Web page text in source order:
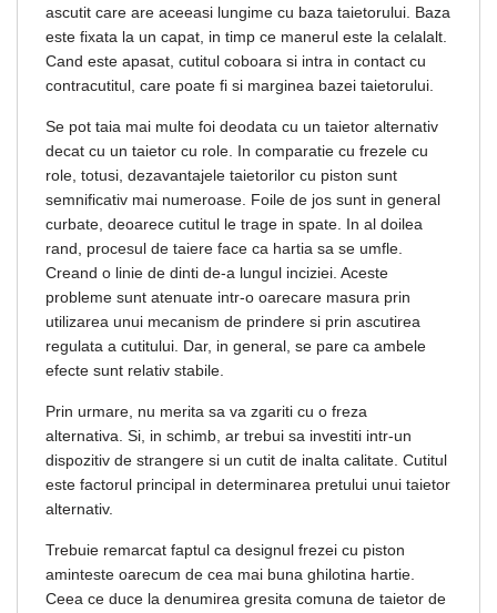
ascutit care are aceeasi lungime cu baza taietorului. Baza
este fixata la un capat, in timp ce manerul este la celalalt.
Cand este apasat, cutitul coboara si intra in contact cu
contracutitul, care poate fi si marginea bazei taietorului.
Se pot taia mai multe foi deodata cu un taietor alternativ
decat cu un taietor cu role. In comparatie cu frezele cu
role, totusi, dezavantajele taietorilor cu piston sunt
semnificativ mai numeroase. Foile de jos sunt in general
curbate, deoarece cutitul le trage in spate. In al doilea
rand, procesul de taiere face ca hartia sa se umfle.
Creand o linie de dinti de-a lungul inciziei. Aceste
probleme sunt atenuate intr-o oarecare masura prin
utilizarea unui mecanism de prindere si prin ascutirea
regulata a cutitului. Dar, in general, se pare ca ambele
efecte sunt relativ stabile.
Prin urmare, nu merita sa va zgariti cu o freza
alternativa. Si, in schimb, ar trebui sa investiti intr-un
dispozitiv de strangere si un cutit de inalta calitate. Cutitul
este factorul principal in determinarea pretului unui taietor
alternativ.
Trebuie remarcat faptul ca designul frezei cu piston
aminteste oarecum de cea mai buna ghilotina hartie.
Ceea ce duce la denumirea gresita comuna de taietor de